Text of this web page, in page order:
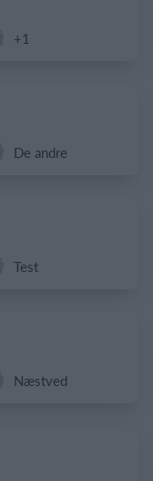
+1
De andre
Test
Næstved